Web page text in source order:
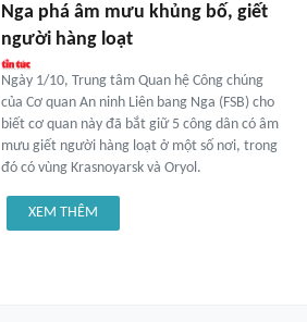
Nga phá âm mưu khủng bố, giết
người hàng loạt
Ngày 1/10, Trung tâm Quan hệ Công chúng
của Cơ quan An ninh Liên bang Nga (FSB) cho
biết cơ quan này đã bắt giữ 5 công dân có âm
mưu giết người hàng loạt ở một số nơi, trong
đó có vùng Krasnoyarsk và Oryol.
XEM THÊM